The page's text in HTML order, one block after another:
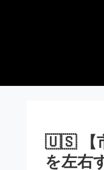
🇺🇸 【
を左右